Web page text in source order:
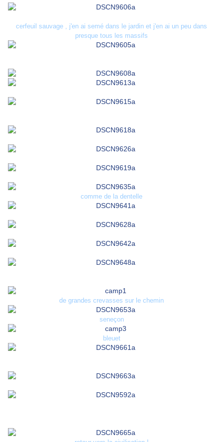
cerfeuil sauvage , j'en ai semé dans le jardin et j'en ai un peu dans
presque tous les massifs
comme de la dentelle
de grandes crevasses sur le chemin
seneçon
bleuet